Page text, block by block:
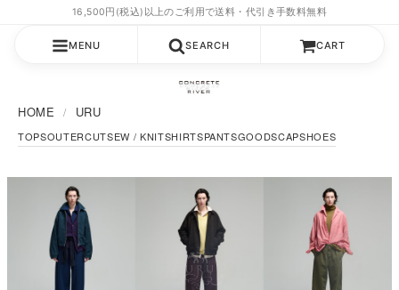
MENU SEARCH CART
HOME URU
TOPSOUTERCUTSEW / KNITSHIRTSPANTSGOODSCAPSHOES